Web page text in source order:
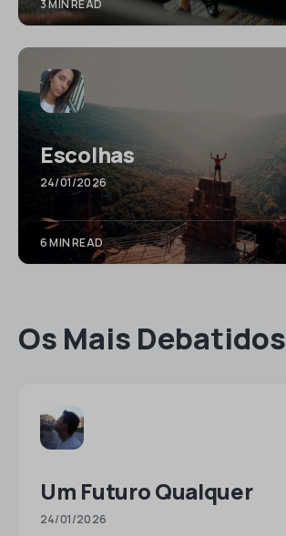
3 MIN READ
Escolhas
24/01/2026
6 MIN READ
Os Mais Debatidos
Um Futuro Qualquer
24/01/2026